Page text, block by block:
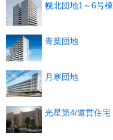
幌北団地1～6号棟
青葉団地
月寒団地
光星第4/道営住宅